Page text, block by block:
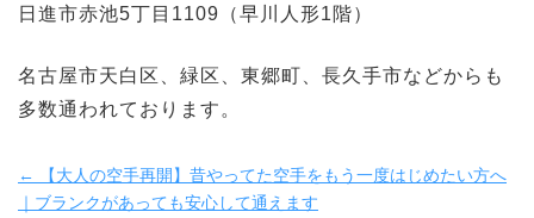
日進市赤池5丁目1109（早川人形1階）
名古屋市天白区、緑区、東郷町、長久手市などからも
多数通われております。
← 【大人の空手再開】昔やってた空手をもう一度はじめたい方へ
｜ブランクがあっても安心して通えます